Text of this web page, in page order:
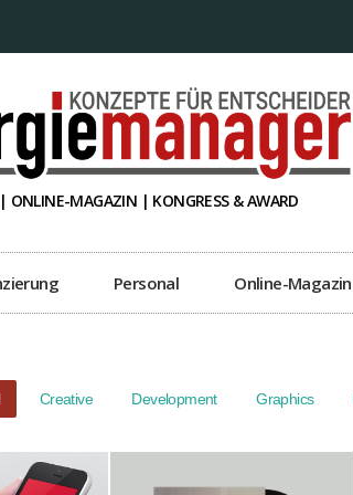
ONLINE-MAGAZIN | KONGRESS & AWARD
Personal Online-Magazin
Creative Development Graphics